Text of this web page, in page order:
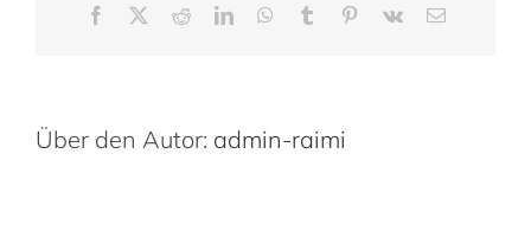
Facebook RedditLinkedInWhatsApp
Tumblr Pinterest
Vk
E-
Über den Autor: admin-raimi